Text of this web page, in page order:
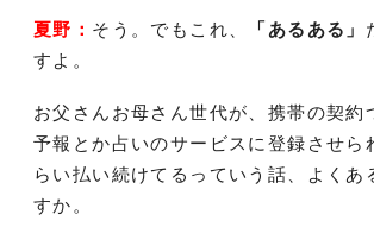
夏野： そう。でもこれ、 「あるある」
すよ。
お父さんお母さん世代が、携帯の契約
予報とか占いのサービスに登録させら
らい払い続けてるっていう話、よくあ
すか。